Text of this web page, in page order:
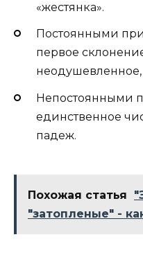
«жестянка».
Постоянными
первое
Непостоянными
единственное
падеж.
Похожая статья
"затопленые" -